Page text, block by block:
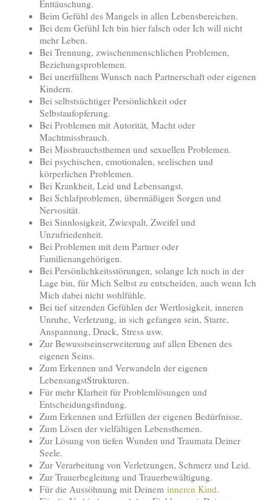
Enttäuschung.
Beim Gefühl des Mangels in allen Lebensbereichen.
Bei dem Gefühl Ich bin hier falsch oder Ich will nicht
mehr Leben.
Bei Trennung, zwischenmenschlichen Problemen,
Beziehungsproblemen.
Bei unerfülltem Wunsch nach Partnerschaft oder eigenen
Kindern.
Bei selbstsüchtiger Persönlichkeit oder
Selbstaufopferung.
Bei Problemen mit Autorität, Macht oder
Machtmissbrauch.
Bei Missbrauchsthemen und sexuellen Problemen.
Bei psychischen, emotionalen, seelischen und
körperlichen Problemen.
Bei Krankheit, Leid und Lebensangst.
Bei Schlafproblemen, übermäßigen Sorgen und
Nervosität.
Bei Sinnlosigkeit, Zwiespalt, Zweifel und
Unzufriedenheit.
Bei Problemen mit dem Partner oder
Familienangehörigen.
Bei Persönlichkeitsstörungen, solange Ich noch in der
Lage bin, für Mich Selbst zu entscheiden, auch wenn Ich
Mich dabei nicht wohlfühle.
Bei tief sitzenden Gefühlen der Wertlosigkeit, inneren
Unruhe, Verletzung, in sich gefangen sein, Starre,
Anspannung, Druck, Stress usw.
Zur Bewusstseinserweiterung auf allen Ebenen des
eigenen Seins.
Zum Erkennen und Verwandeln der eigenen
LebensangstStrukturen.
Für mehr Klarheit für Problemlösungen und
Entscheidungsfindung.
Zum Erkennen und Erfüllen der eigenen Bedürfnisse.
Zum Lösen der vielfältigen Lebensthemen.
Zur Lösung von tiefen Wunden und Traumata Deiner
Seele.
Zur Verarbeitung von Verletzungen, Schmerz und Leid.
Zur Trauerbegleitung und Trauerbewältigung.
Für die Aussöhnung mit Deinem inneren Kind.